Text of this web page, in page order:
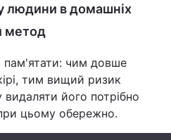
Туризм
Регіони
людини в домашніх
метод
пам'ятати: чим довше
тим вищий ризик
видаляти його потрібно
цьому обережно.